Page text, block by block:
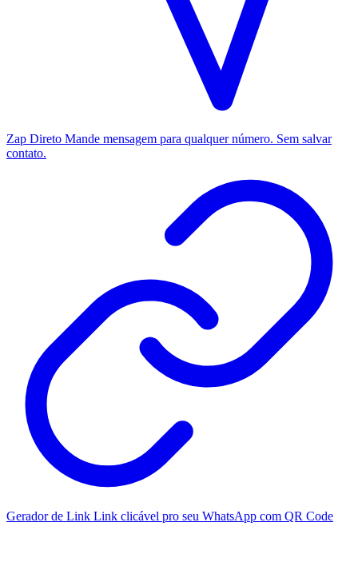
Zap Direto Mande mensagem para qualquer número. Sem salvar
contato.
Gerador de Link Link clicável pro seu WhatsApp com QR Code